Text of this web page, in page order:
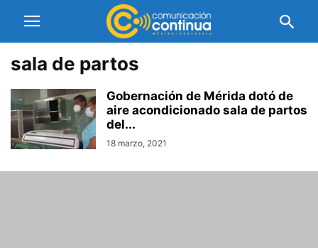
sala de partos
Gobernación de Mérida dotó de
aire acondicionado sala de partos
del...
18 marzo, 2021